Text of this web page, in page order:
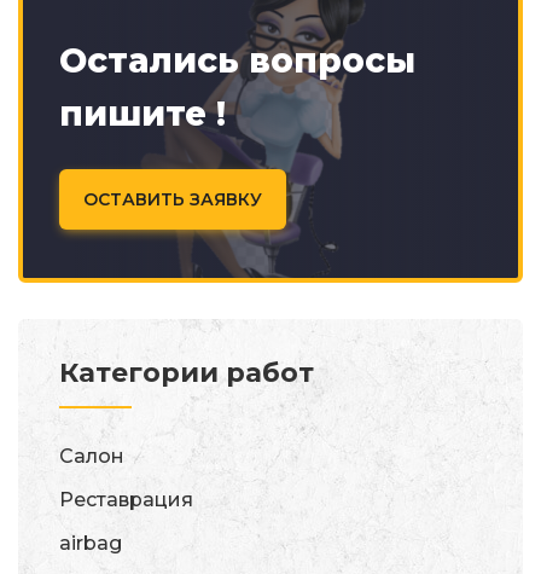
Остались вопросы
пишите !
ОСТАВИТЬ ЗАЯВКУ
Категории работ
Салон
Реставрация
airbag